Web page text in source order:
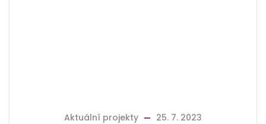
Aktuální projekty 25. 7. 2023